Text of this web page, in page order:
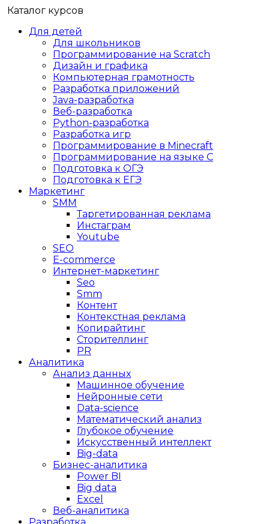
Каталог курсов
Для детей
Для школьников
Программирование на Scratch
Дизайн и графика
Компьютерная грамотность
Разработка приложений
Java-разработка
Веб-разработка
Python-разработка
Разработка игр
Программирование в Minecraft
Программирование на языке C
Подготовка к ОГЭ
Подготовка к ЕГЭ
Маркетинг
SMM
Таргетированная реклама
Инстаграм
Youtube
SEO
E-сommerce
Интернет-маркетинг
Seo
Smm
Контент
Контекстная реклама
Копирайтинг
Сторителлинг
PR
Аналитика
Анализ данных
Машинное обучение
Нейронные сети
Data-science
Математический анализ
Глубокое обучение
Искусственный интеллект
Big-data
Бизнес-аналитика
Power BI
Big data
Excel
Веб-аналитика